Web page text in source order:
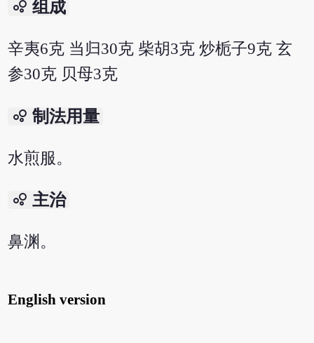
bubble_chart 组成
辛夷6克 当归30克 柴胡3克 炒栀子9克 玄
参30克 贝母3克
bubble_chart 制法用量
水煎服。
bubble_chart 主治
鼻渊。
English version